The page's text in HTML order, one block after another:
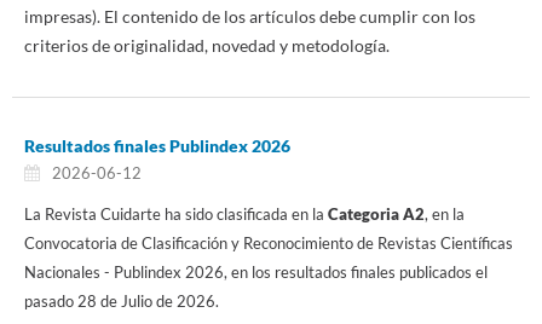
impresas). El contenido de los artículos debe cumplir con los
criterios de originalidad, novedad y metodología.
Resultados finales Publindex 2026
2026-06-12
La Revista Cuidarte ha sido clasificada en la Categoria A2, en la
Convocatoria de Clasificación y Reconocimiento de Revistas Científicas
Nacionales - Publindex 2026, en los resultados finales publicados el
pasado 28 de Julio de 2026.